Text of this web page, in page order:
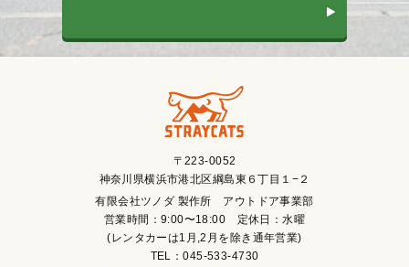
〒223-0052
神奈川県横浜市港北区綱島東６丁目１−２
有限会社ツノダ 製作所 アウトドア事業部
営業時間：9:00〜18:00 定休日：水曜
(レンタカーは1月,2月を除き通年営業)
TEL：045-533-4730